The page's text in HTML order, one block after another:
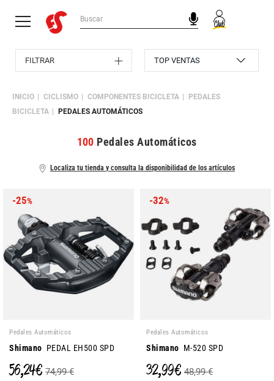
INICIO CICLISMO COMPONENTES BICICLETA
PEDALES
BICICLETA
PEDALES AUTOMÁTICOS
Localiza tu tienda y consulta la disponibilidad de los artículos
100 Pedales Automáticos
-25%
Pedales Automáticos
Shimano PEDAL EH500 SPD
56,24 € 74,99 €
-32%
Pedales Automáticos
Shimano M-520 SPD
32,99 € 48,99 €
FILTRAR